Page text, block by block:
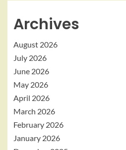
Archives
August 2026
July 2026
June 2026
May 2026
April 2026
March 2026
February 2026
January 2026